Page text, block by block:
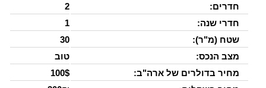
חדרים:
2
חדרי שנה:
1
שטח (מ"ר):
30
מצב הנכס:
טוב
מחיר בדולרים של ארה"ב:
100$